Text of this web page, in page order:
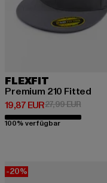
FLEXFIT
Premium 210 Fitted
19,87 EUR
Derzeitiger Preis: 19,87
27,99 EUR
100% verfügbar
-20%